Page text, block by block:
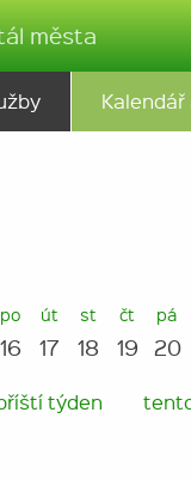
města
Kalendář
po
16
út
17
st
18
čt
19
pá
20
týden